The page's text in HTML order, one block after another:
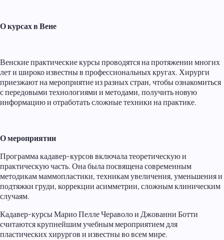
О курсах в Вене
Венские практические курсы проводятся на протяжении многих
лет и широко известны в профессиональных кругах. Хирурги
приезжают на мероприятие из разных стран, чтобы ознакомиться
с передовыми технологиями и методами, получить новую
информацию и отработать сложные техники на практике.
О мероприятии
Программа кадавер-курсов включала теоретическую и
практическую часть. Она была посвящена современным
методикам маммопластики, техникам увеличения, уменьшения и
подтяжки груди, коррекции асимметрии, сложным клиническим
случаям.
Кадавер-курсы Марио Пелле Чераволо и Джованни Ботти
считаются крупнейшим учебным мероприятием для
пластических хирургов и известны во всем мире.